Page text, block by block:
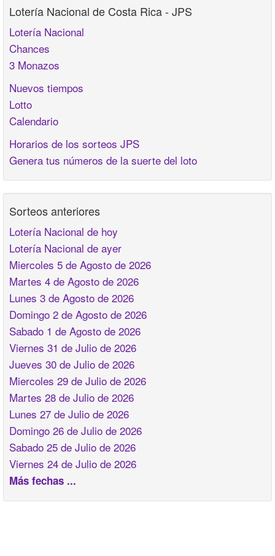
Lotería Nacional de Costa Rica - JPS
Lotería Nacional
Chances
3 Monazos
Nuevos tiempos
Lotto
Calendario
Horarios de los sorteos JPS
Genera tus números de la suerte del loto
Sorteos anteriores
Lotería Nacional de hoy
Lotería Nacional de ayer
Miercoles 5 de Agosto de 2026
Martes 4 de Agosto de 2026
Lunes 3 de Agosto de 2026
Domingo 2 de Agosto de 2026
Sabado 1 de Agosto de 2026
Viernes 31 de Julio de 2026
Jueves 30 de Julio de 2026
Miercoles 29 de Julio de 2026
Martes 28 de Julio de 2026
Lunes 27 de Julio de 2026
Domingo 26 de Julio de 2026
Sabado 25 de Julio de 2026
Viernes 24 de Julio de 2026
Más fechas ...